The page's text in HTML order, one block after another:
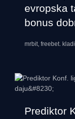
evropska
bonus
mrbit, freebet.
Prediktor